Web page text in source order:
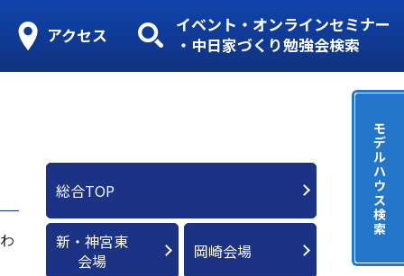
アクセス
イベント・オンラインセミナー
・中日家づくり勉強会検索
総合TOP
新・神宮東
会場
岡崎会場
モ
デ
ル
ハ
ウ
ス
検
索